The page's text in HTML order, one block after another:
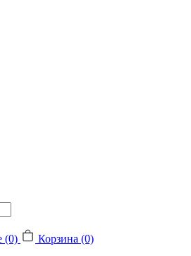
(0)
Корзина (0)